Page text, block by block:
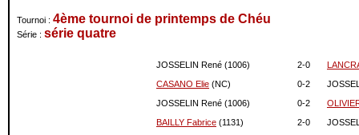
Tournoi : 4ème tournoi de printemps de Chéu
Série : série quatre
JOSSELIN René (1006) 2-0
CASANO Elie (NC) 0-2
JOSSELIN René (1006)
0-2
BAILLY Fabrice (1131) 2-0